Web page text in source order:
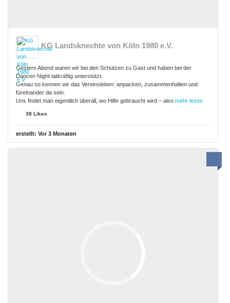
KG Landsknechte von Köln 1980 e.V.
Gestern Abend waren wir bei den Schützen zu Gast und haben bei der
Dancen Night tatkräftig unterstützt.
Genau so kennen wir das Vereinsleben: anpacken, zusammenhalten und
füreinander da sein.
Uns findet man eigentlich überall, wo Hilfe gebraucht wird – also mehr lesen
38 Likes
erstellt: Vor 3 Monaten